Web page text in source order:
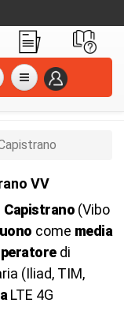
VV
Capistrano (Vibo
come media
di
(Iliad, TIM,
LTE 4G